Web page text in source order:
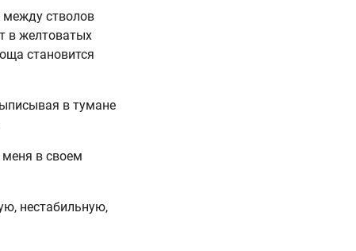
между стволов
в желтоватых
становится
в тумане
меня в своем
нестабильную,